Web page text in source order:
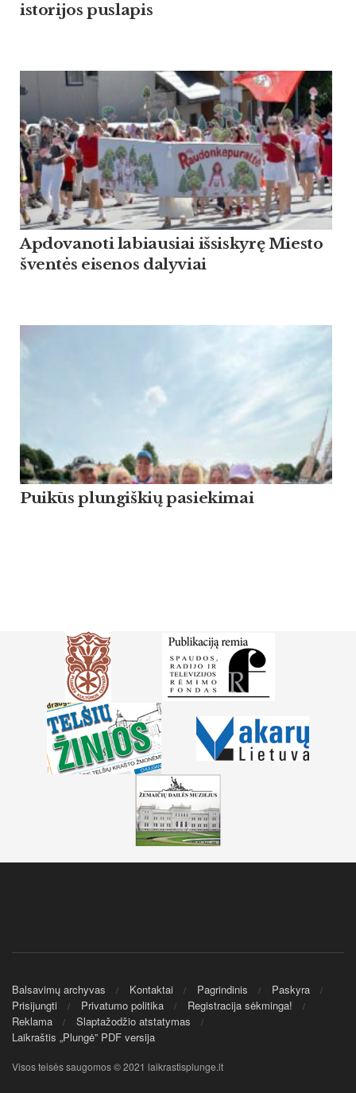
istorijos puslapis
Apdovanoti labiausiai išsiskyrę Miesto
šventės eisenos dalyviai
Puikūs plungiškių pasiekimai
Balsavimų archyvas Kontaktai Pagrindinis
Paskyra
Prisijungti
Privatumo politika
Registracija sėkminga!
Reklama
Slaptažodžio atstatymas
Laikraštis „Plungė” PDF versija
Visos teisės saugomos © 2021 laikrastisplunge.lt